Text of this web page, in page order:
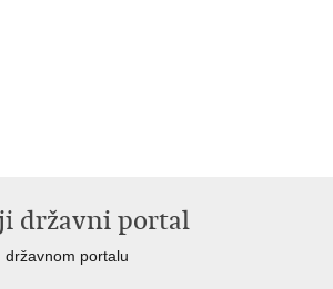
državni portal
državnom portalu